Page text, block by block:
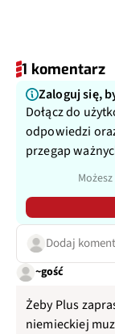
1 komentarz
Zaloguj się,
Dołącz do
odpowiedzi
przegap
Dodaj
~gość
Żeby Plus
niemieckiej